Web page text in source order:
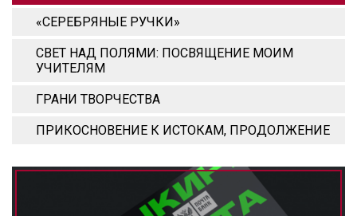
«СЕРЕБРЯНЫЕ РУЧКИ»
СВЕТ НАД ПОЛЯМИ: ПОСВЯЩЕНИЕ МОИМ
УЧИТЕЛЯМ
ГРАНИ ТВОРЧЕСТВА
ПРИКОСНОВЕНИЕ К ИСТОКАМ, ПРОДОЛЖЕНИЕ